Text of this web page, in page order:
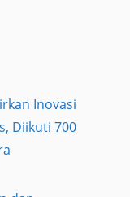
Inovasi
Diikuti 700